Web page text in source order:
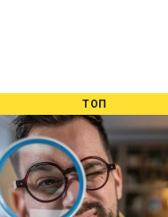
ТОП